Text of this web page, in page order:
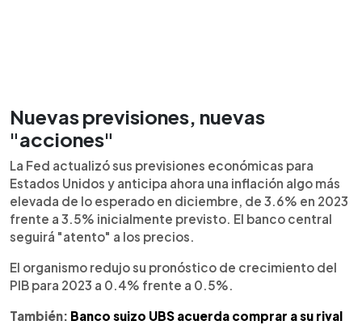
Nuevas previsiones, nuevas
"acciones"
La Fed actualizó sus previsiones económicas para
Estados Unidos y anticipa ahora una inflación algo más
elevada de lo esperado en diciembre, de 3.6% en 2023
frente a 3.5% inicialmente previsto. El banco central
seguirá "atento" a los precios.
El organismo redujo su pronóstico de crecimiento del
PIB para 2023 a 0.4% frente a 0.5%.
También: Banco suizo UBS acuerda comprar a su rival